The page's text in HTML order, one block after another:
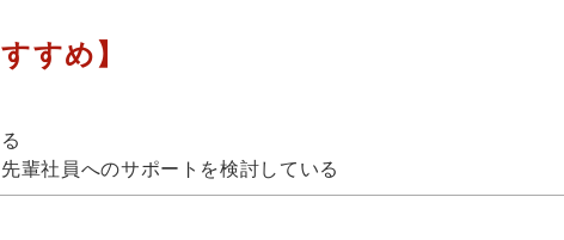
すめ】
輩社員へのサポートを検討している